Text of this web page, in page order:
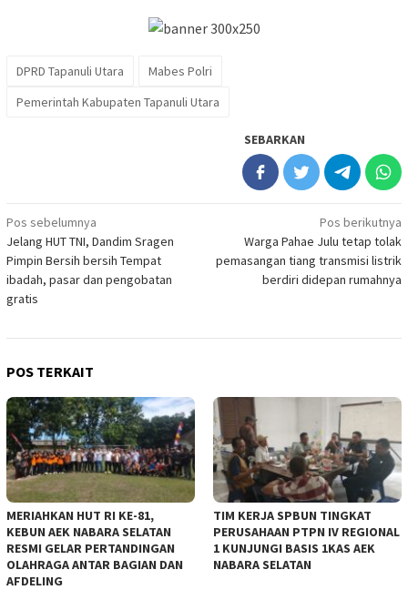
DPRD Tapanuli Utara
Mabes Polri
Pemerintah Kabupaten Tapanuli Utara
SEBARKAN
Navigasi
pos
Pos sebelumnya
Jelang HUT TNI, Dandim Sragen
Pimpin Bersih bersih Tempat
ibadah, pasar dan pengobatan
gratis
Pos berikutnya
Warga Pahae Julu tetap tolak
pemasangan tiang transmisi listrik
berdiri didepan rumahnya
POS TERKAIT
MERIAHKAN HUT RI KE-81,
KEBUN AEK NABARA SELATAN
RESMI GELAR PERTANDINGAN
OLAHRAGA ANTAR BAGIAN DAN
AFDELING
TIM KERJA SPBUN TINGKAT
PERUSAHAAN PTPN IV REGIONAL
1 KUNJUNGI BASIS 1KAS AEK
NABARA SELATAN